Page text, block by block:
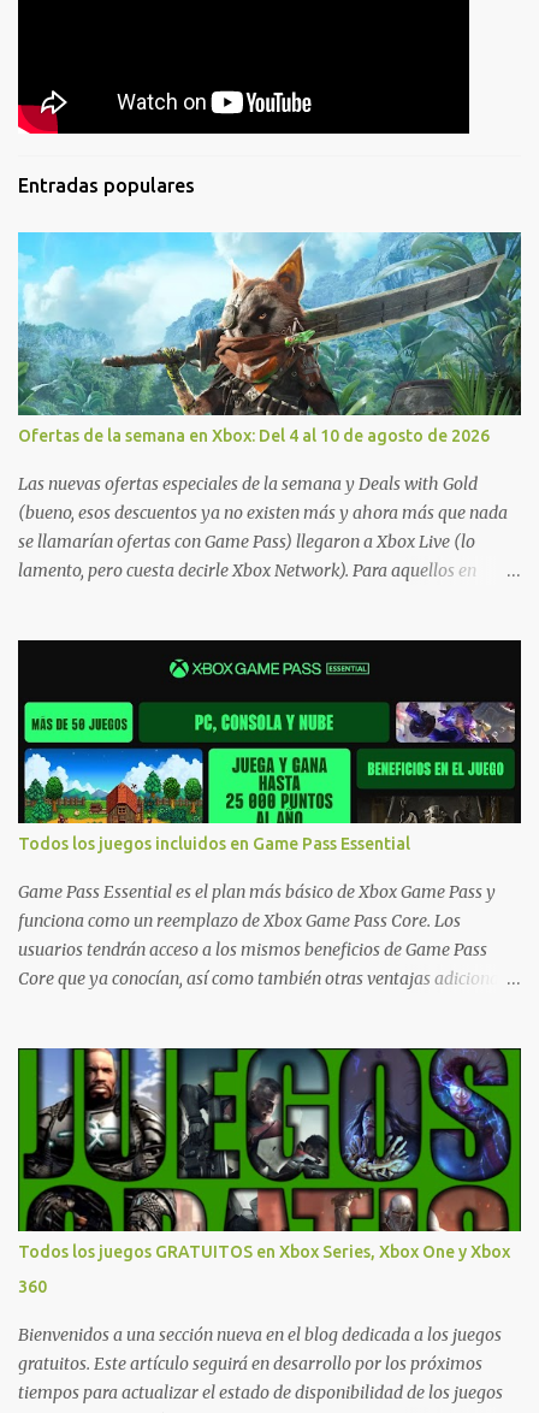
Entradas populares
Ofertas de la semana en Xbox: Del 4 al 10 de agosto de 2026
Las nuevas ofertas especiales de la semana y Deals with Gold
(bueno, esos descuentos ya no existen más y ahora más que nada
se llamarían ofertas con Game Pass) llegaron a Xbox Live (lo
lamento, pero cuesta decirle Xbox Network). Para aquellos en
jugarlos y mantener un progreso compartido en Windows PC y
Xbox, y tenemos un listado de juegos compatibles por acá . ¿Aún
necesitas una mano con las compras? Tenemos un tutorial extenso
o en vídeo para que se quiten todas las dudas generales de cómo
hacer compras en Xbox . Podes consultar un listado más completo
de promociones desde xbox.com. El post puede tener
actualizaciones regulares o cambios ante cualquier error. Ofertas
- Argentina Ofertas - Chile Ofertas - Colombia Ofertas - México
Ofertas - Estados Unidos Ofertas - España Todas las ofertas de
Xbox One también aplican a Xbox Series, a excepción de los jue...
Todos los juegos incluidos en Game Pass Essential
Game Pass Essential es el plan más básico de Xbox Game Pass y
funciona como un reemplazo de Xbox Game Pass Core. Los
usuarios tendrán acceso a los mismos beneficios de Game Pass
Core que ya conocían, así como también otras ventajas adicionales
que están en Xbox y PC, que van desde skins, desbloqueo de
personajes, paquetes de armas hasta emotes, monedas virtuales y
más para diferentes títulos. Todas estas ventajas se pueden
reclamar desde la sección de Game Pass o en tu aplicación de Xbox
yendo directamente a la pestaña de Game Pass. Essential también
ahora sumará el acceso a la Nube de Xbox, el cual nos permitite
jugar una pequeña porción de los juegos de la suscripción
mediante xCloud y más de 600 juegos compatibles si es que los
compramos previamente (con más títulos en camino a ser
compatibles con la función Transmite tu Propios Juegos). Pueden
leer más...
Todos los juegos GRATUITOS en Xbox Series, Xbox One y Xbox
360
Bienvenidos a una sección nueva en el blog dedicada a los juegos
gratuitos. Este artículo seguirá en desarrollo por los próximos
tiempos para actualizar el estado de disponibilidad de los juegos